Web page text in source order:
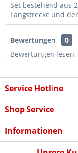
Set bestehend aus
Langstrecke und
Bewertungen
0
Bewertungen
Service Hotline
Shop Service
Informationen